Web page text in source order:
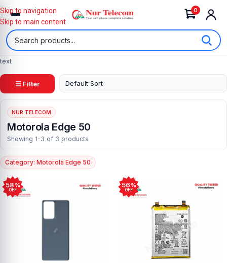
0
Skip to navigation
Skip to main content
text
☰ Filter
NUR TELECOM
Motorola Edge 50
Showing 1-3 of 3 products
Category: Motorola Edge 50
58%
OFF
56%
OFF